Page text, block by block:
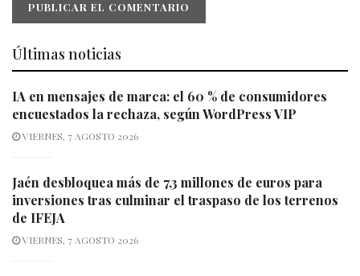
Últimas noticias
IA en mensajes de marca: el 60 % de consumidores
encuestados la rechaza, según WordPress VIP
VIERNES, 7 AGOSTO 2026
Jaén desbloquea más de 7,3 millones de euros para
inversiones tras culminar el traspaso de los terrenos
de IFEJA
VIERNES, 7 AGOSTO 2026